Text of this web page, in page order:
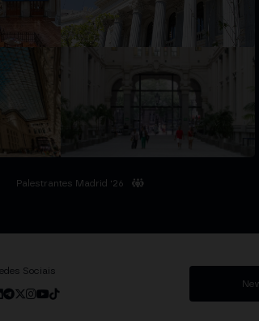
Palestrantes Madrid '26
Sociais